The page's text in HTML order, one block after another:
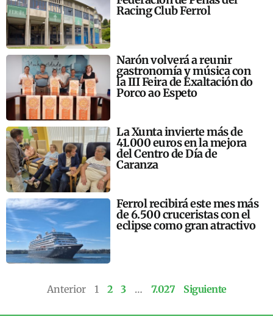
Racing Club Ferrol
Narón volverá a reunir
gastronomía y música con
la III Feira de Exaltación do
Porco ao Espeto
La Xunta invierte más de
41.000 euros en la mejora
del Centro de Día de
Caranza
Ferrol recibirá este mes más
de 6.500 cruceristas con el
eclipse como gran atractivo
Anterior 1 2 3 … 7.027 Siguiente